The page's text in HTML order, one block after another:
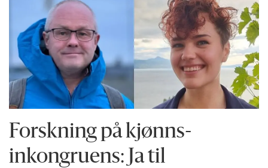
Forskning på kjønns­
inkongruens: Ja til